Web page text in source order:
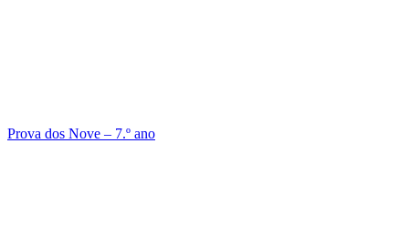
Prova dos Nove – 7.º ano